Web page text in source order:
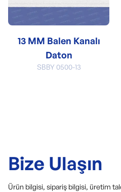
13 MM Balen Kanalı
Daton
SBBY 0500-13
Bize Ulaşın
Ürün bilgisi, sipariş bilgisi, üretim